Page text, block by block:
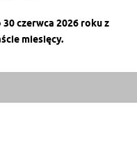
czerwca 2026 roku z
miesięcy.